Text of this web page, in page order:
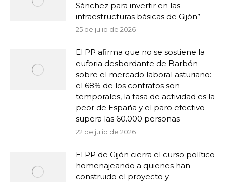
Sánchez para invertir en las
infraestructuras básicas de Gijón”
25 de julio de 2026
El PP afirma que no se sostiene la
euforia desbordante de Barbón
sobre el mercado laboral asturiano:
el 68% de los contratos son
temporales, la tasa de actividad es la
peor de España y el paro efectivo
supera las 60.000 personas
22 de julio de 2026
El PP de Gijón cierra el curso político
homenajeando a quienes han
construido el proyecto y